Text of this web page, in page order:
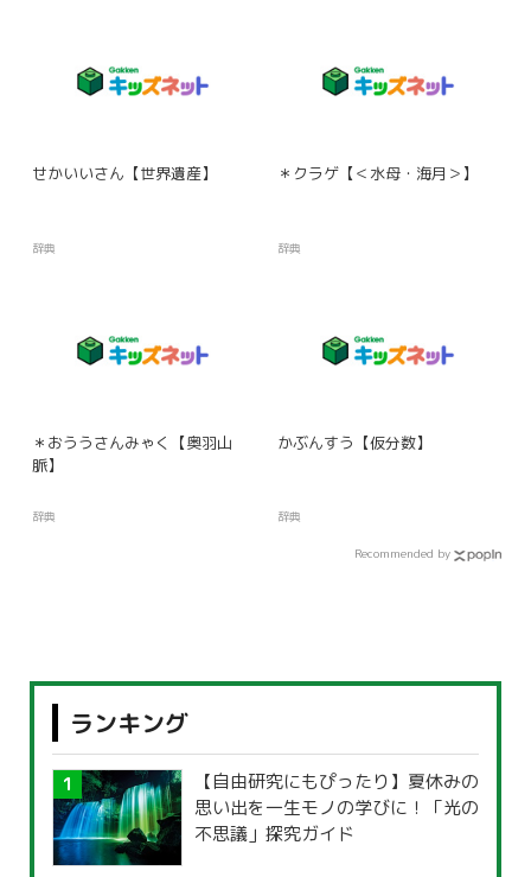
せかいいさん【世界遺産】
辞典
＊クラゲ【＜水母・海月＞】
辞典
＊おううさんみゃく【奥羽山
脈】
辞典
かぶんすう【仮分数】
辞典
Recommended by
ランキング
【自由研究にもぴったり】夏休みの
思い出を一生モノの学びに！「光の
不思議」探究ガイド